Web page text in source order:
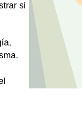
si